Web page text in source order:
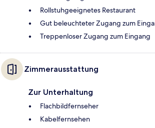
Rollstuhgeeignetes Restaurant
Gut beleuchteter Zugang zum
Treppenloser Zugang zum Eingang
Zimmerausstattung
Zur Unterhaltung
Flachbildfernseher
Kabelfernsehen